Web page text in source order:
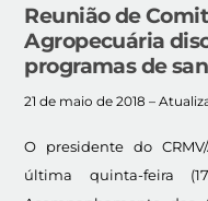
Reunião de
Agropecuária
programas de
21 de maio de 2018 –
O presidente do
última quinta-feira